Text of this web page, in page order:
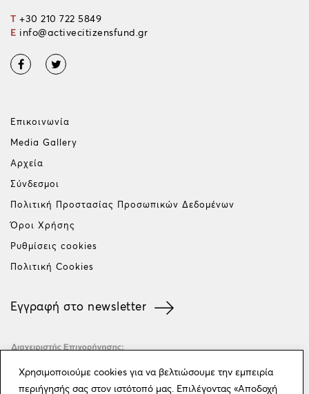
Χρησιμοποιούμε cookies για να βελτιώσουμε την εμπειρία
περιήγησής σας στον ιστότοπό μας. Επιλέγοντας «Αποδοχή
T +30 210 722 5849
E info@activecitizensfund.gr
Επικοινωνία
Media Gallery
Αρχεία
Σύνδεσμοι
Πολιτική Προστασίας Προσωπικών Δεδομένων
Όροι Χρήσης
Ρυθμίσεις cookies
Πολιτική Cookies
Εγγραφή στο newsletter